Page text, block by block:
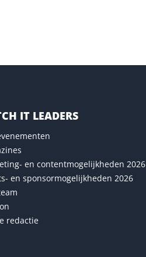
IT LEADERS
en contentmogelijkheden 2026
en sponsormogelijkheden 2026
redactie